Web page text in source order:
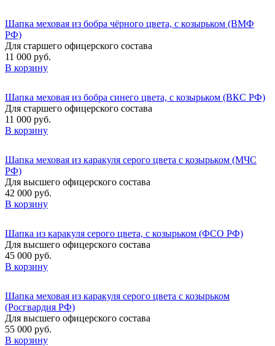
Шапка меховая из бобра чёрного цвета, с козырьком (ВМФ
РФ)
Для старшего офицерского состава
11 000 руб.
В корзину
Шапка меховая из бобра синего цвета, с козырьком (ВКС РФ)
Для старшего офицерского состава
11 000 руб.
В корзину
Шапка меховая из каракуля серого цвета с козырьком (МЧС
РФ)
Для высшего офицерского состава
42 000 руб.
В корзину
Шапка из каракуля серого цвета, с козырьком (ФСО РФ)
Для высшего офицерского состава
45 000 руб.
В корзину
Шапка меховая из каракуля серого цвета с козырьком
(Росгвардия РФ)
Для высшего офицерского состава
55 000 руб.
В корзину